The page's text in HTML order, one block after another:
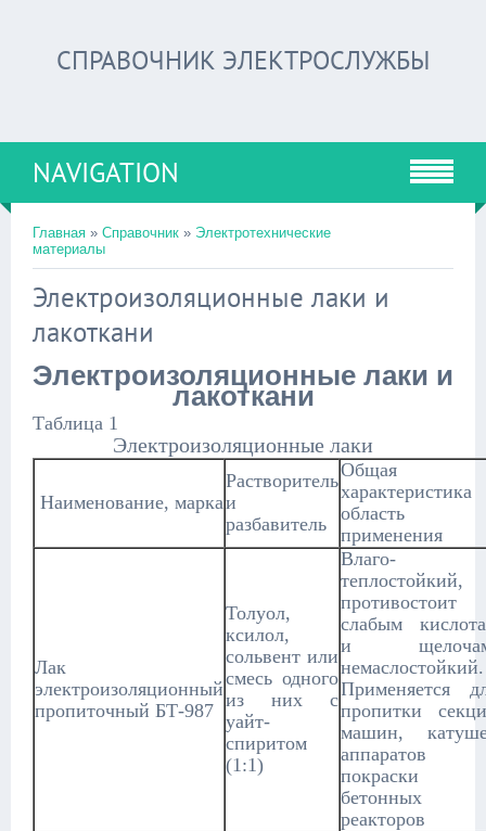
СПРАВОЧНИК ЭЛЕКТРОСЛУЖБЫ
NAVIGATION
Главная » Справочник » Электротехнические
материалы
Электроизоляционные лаки и
лакоткани
Электроизоляционные лаки и
лакоткани
Таблица 1
Электроизоляционные лаки
Наименование, марка
Растворитель
и
разбавитель
Общая
область
применения
Лак
электроизоляционный
пропиточный БТ-987
Толуол,
ксилол,
сольвент или
смесь одного
из них с
уайт-
спиритом
(1:1)
Влаго-
теплостойкий,
противостоит
слабым
и
немаслостойкий.
Применяется
пропитки
машин,
аппаратов
покраски
бетонных
реакторов